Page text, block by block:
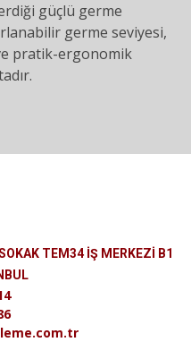
güçlü germe
germe seviyesi,
pratik-ergonomik
TEM34 İŞ MERKEZİ B1